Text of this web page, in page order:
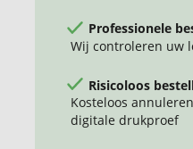
Professionele
Wij controleren uw
Risicoloos
Kosteloos
digitale drukproef